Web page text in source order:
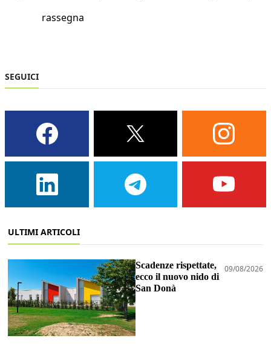
rassegna
SEGUICI
ULTIMI ARTICOLI
Scadenze rispettate,
ecco il nuovo nido di
San Donà
09/08/2026